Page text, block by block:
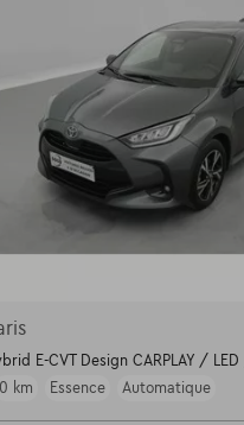
E-CVT Design CARPLAY /
0 km Essence Automatique